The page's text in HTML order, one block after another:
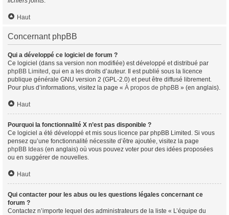
Haut
Concernant phpBB
Qui a développé ce logiciel de forum ?
Ce logiciel (dans sa version non modifiée) est développé et distribué par
phpBB Limited , qui en a les droits d’auteur. Il est publié sous la licence
publique générale GNU version 2 (GPL-2.0) et peut être diffusé librement.
Pour plus d’informations, visitez la page « À propos de phpBB » (en anglais).
Haut
Pourquoi la fonctionnalité X n’est pas disponible ?
Ce logiciel a été développé et mis sous licence par phpBB Limited. Si vous
pensez qu’une fonctionnalité nécessite d’être ajoutée, visitez la page
phpBB Ideas (en anglais) où vous pouvez voter pour des idées proposées
ou en suggérer de nouvelles.
Haut
Qui contacter pour les abus ou les questions légales concernant ce
forum ?
Contactez n’importe lequel des administrateurs de la liste « L’équipe du